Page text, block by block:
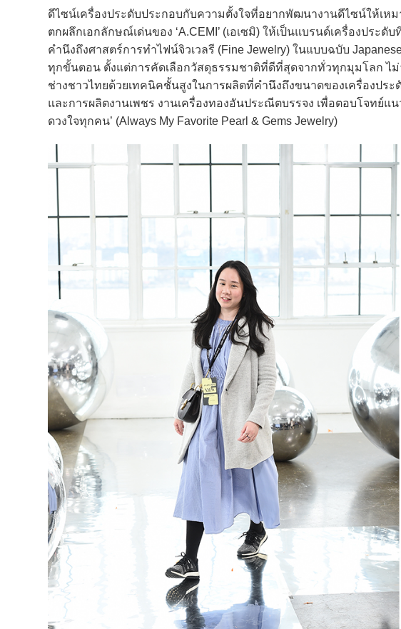
ดีไซน์เครื่องประดับประกอบกับความตั้งใจที่อยากพัฒนางานดีไซน์ให้เ
ตกผลึกเอกลักษณ์เด่นของ ‘A.CEMI’ (เอเซมิ) ให้เป็นแบรนด์เครื่องปร
คำนึงถึงศาสตร์การทำไฟน์จิวเวลรี (Fine Jewelry) ในแบบฉบับ
ทุกขั้นตอน ตั้งแต่การคัดเลือกวัสดุธรรมชาติที่ดีที่สุดจากทั่วทุกมุมโลก ไม่
ช่างชาวไทยด้วยเทคนิคชั้นสูงในการผลิตที่คำนึงถึงขนาดของเครื่องปร
และการผลิตงานเพชร งานเครื่องทองอันประณีตบรรจง เพื่อตอบโจทย์แ
ดวงใจทุกคน’ (Always My Favorite Pearl & Gems Jewelry)